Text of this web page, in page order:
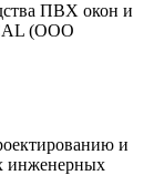
ПВХ окон и
(ООО
и
инженерных